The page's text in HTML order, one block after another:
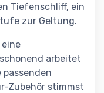
Tiefenschliff, ein
zur Geltung.
arbeitet
passenden
Zubehör stimmst